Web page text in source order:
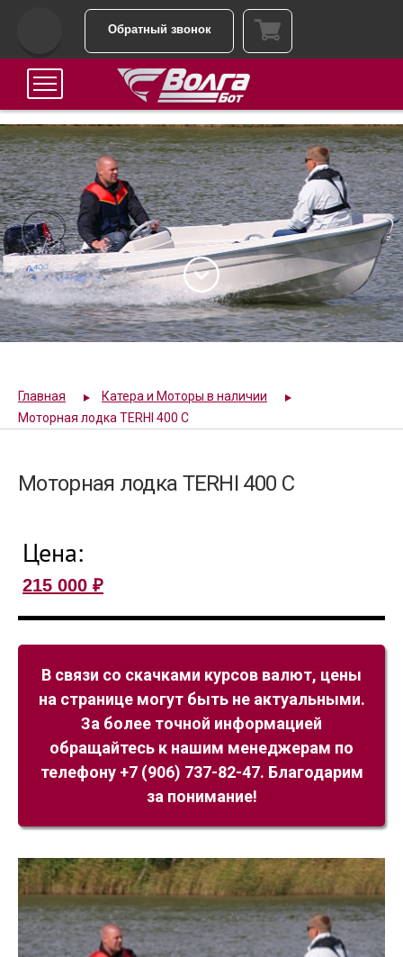
Обратный звонок
Главная
Катера и Моторы в наличии
Моторная лодка TERHI 400 C
Моторная лодка TERHI 400 C
Цена:
215 000 ₽
В связи со скачками курсов валют, цены
на странице могут быть не актуальными.
За более точной информацией
обращайтесь к нашим менеджерам по
телефону +7 (906) 737-82-47. Благодарим
за понимание!